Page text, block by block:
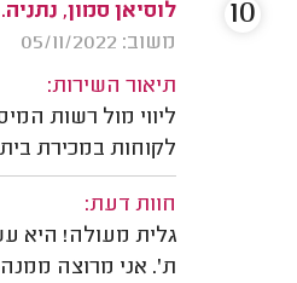
לוסיאן סמון, נתניה.
משוב: 05/11/2022
תיאור השירות:
ליווי מול רשות
לקוחות במכירת
חוות דעת:
גלית מעולה! היא
ת'. אני מרוצה
10